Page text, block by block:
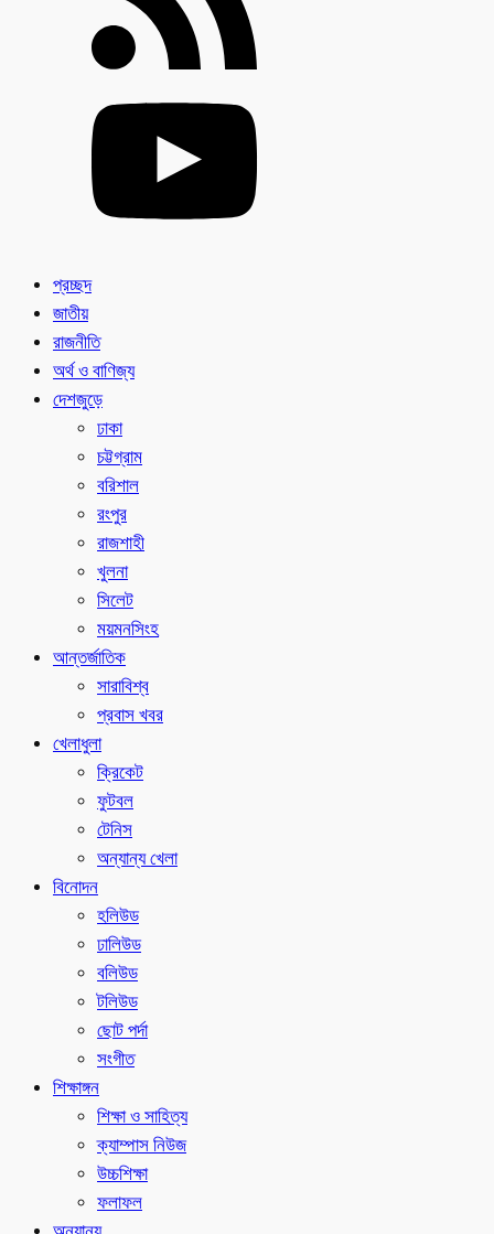
প্রচ্ছদ
জাতীয়
রাজনীতি
অর্থ ও বাণিজ্য
দেশজুড়ে
ঢাকা
চট্টগ্রাম
বরিশাল
রংপুর
রাজশাহী
খুলনা
সিলেট
ময়মনসিংহ
আন্তর্জাতিক
সারাবিশ্ব
প্রবাস খবর
খেলাধুলা
ক্রিকেট
ফুটবল
টেনিস
অন্যান্য খেলা
বিনোদন
হলিউড
ঢালিউড
বলিউড
টলিউড
ছোট পর্দা
সংগীত
শিক্ষাঙ্গন
শিক্ষা ও সাহিত্য
ক্যাম্পাস নিউজ
উচ্চশিক্ষা
ফলাফল